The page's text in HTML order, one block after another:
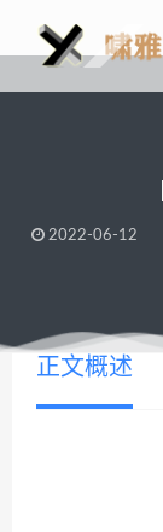
2022-06-12
正文概述